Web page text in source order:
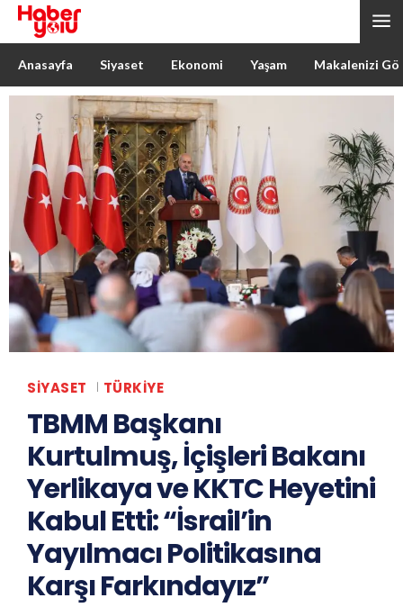
Anasayfa Siyaset Ekonomi Yaşam Makalenizi
SIYASET TÜRKIYE
TBMM Başkanı
Kurtulmuş, İçişleri Bakanı
Yerlikaya ve KKTC Heyetini
Kabul Etti: “İsrail’in
Yayılmacı Politikasına
Karşı Farkındayız”